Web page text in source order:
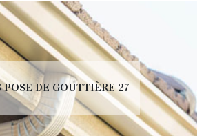
POSE DE GOUTTIÈRE 27